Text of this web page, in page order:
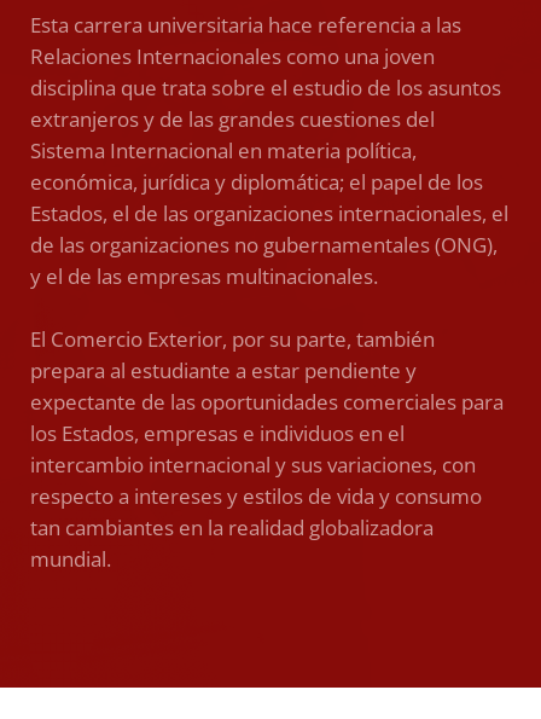
Esta carrera universitaria hace referencia a las
Relaciones Internacionales como una joven
disciplina que trata sobre el estudio de los asuntos
extranjeros y de las grandes cuestiones del
Sistema Internacional en materia política,
económica, jurídica y diplomática; el papel de los
Estados, el de las organizaciones internacionales, el
de las organizaciones no gubernamentales (ONG),
y el de las empresas multinacionales.
El Comercio Exterior, por su parte, también
prepara al estudiante a estar pendiente y
expectante de las oportunidades comerciales para
los Estados, empresas e individuos en el
intercambio internacional y sus variaciones, con
respecto a intereses y estilos de vida y consumo
tan cambiantes en la realidad globalizadora
mundial.